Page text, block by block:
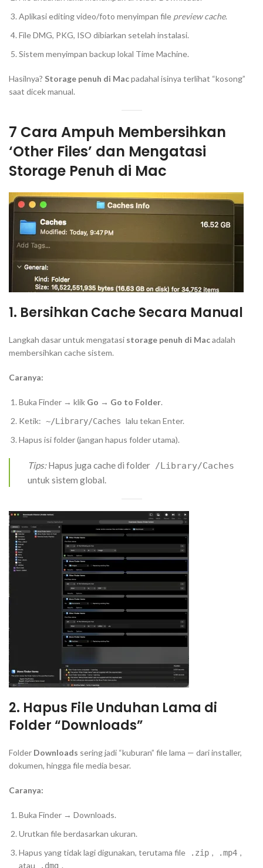
Aplikasi editing video/foto menyimpan file preview cache.
File DMG, PKG, ISO dibiarkan setelah instalasi.
Sistem menyimpan backup lokal Time Machine.
Hasilnya? Storage penuh di Macpadahal isinya terlihat “kosong”
saat dicek manual.
7 Cara Ampuh Membersihkan
‘Other Files’ dan Mengatasi
Storage Penuh di Mac
1. Bersihkan Cache Secara Manual
Langkah dasar untuk mengatasi storage penuh di Macadalah
membersihkan cache sistem.
Caranya:
Buka Finder → klik Go → Go to Folder.
Ketik: ~/Library/Caches lalu tekan Enter.
Hapus isi folder (jangan hapus folder utama).
Tips:Hapus juga cache di folder /Library/Caches
untuk sistem global.
2. Hapus File Unduhan Lama di
Folder “Downloads”
Folder Downloads sering jadi “kuburan” file lama — dari installer,
dokumen, hingga file media besar.
Caranya:
Buka Finder → Downloads.
Urutkan file berdasarkan ukuran.
Hapus yang tidak lagi digunakan, terutama file
.zip , .mp4 ,
atau
.dmg .